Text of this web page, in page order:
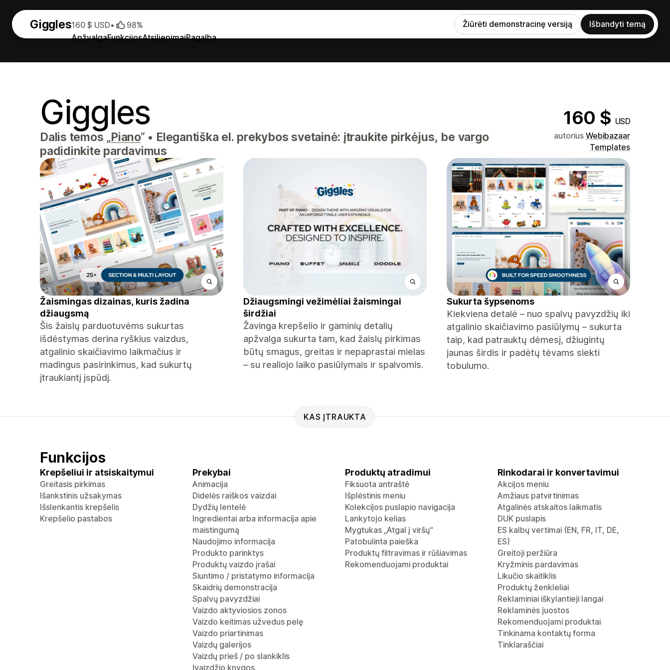
Giggles
ApžvalgaFunkcijosAtsiliepimaiPagalba
160 $ USD• 98% Žiūrėti demonstracinę versiją Išbandyti temą
Giggles 160 $ USD
Dalis temos „Piano“ • Elegantiška el. prekybos svetainė: įtraukite pirkėjus, be vargo
padidinkite pardavimus
autorius Webibazaar
Templates
Žaismingas dizainas, kuris žadina
džiaugsmą
Šis žaislų parduotuvėms sukurtas
išdėstymas derina ryškius vaizdus, ​​
atgalinio skaičiavimo laikmačius ir
madingus pasirinkimus, kad sukurtų
įtraukiantį įspūdį.
Džiaugsmingi vežimėliai žaismingai
širdžiai
Žavinga krepšelio ir gaminių detalių
apžvalga sukurta tam, kad žaislų pirkimas
būtų smagus, greitas ir nepaprastai mielas
– su realiojo laiko pasiūlymais ir spalvomis.
Sukurta šypsenoms
Kiekviena detalė – nuo ​​spalvų pavyzdžių iki
atgalinio skaičiavimo pasiūlymų – sukurta
taip, kad patrauktų dėmesį, džiugintų
jaunas širdis ir padėtų tėvams siekti
tobulumo.
KAS ĮTRAUKTA
Funkcijos
Krepšeliui ir atsiskaitymui
Greitasis pirkimas
Išankstinis užsakymas
Išslenkantis krepšelis
Krepšelio pastabos
Prekybai
Animacija
Didelės raiškos vaizdai
Dydžių lentelė
Ingredientai arba informacija apie
maistingumą
Naudojimo informacija
Produkto parinktys
Produktų vaizdo įrašai
Siuntimo / pristatymo informacija
Skaidrių demonstracija
Spalvų pavyzdžiai
Vaizdo aktyviosios zonos
Vaizdo keitimas užvedus pelę
Vaizdo priartinimas
Vaizdų galerijos
Vaizdų prieš / po slankiklis
Įvaizdžio knygos
Produktų atradimui
Fiksuota antraštė
Išplėstinis meniu
Kolekcijos puslapio navigacija
Lankytojo kelias
Mygtukas „Atgal į viršų“
Patobulinta paieška
Produktų filtravimas ir rūšiavimas
Rekomenduojami produktai
Rinkodarai ir konvertavimui
Akcijos meniu
Amžiaus patvirtinimas
Atgalinės atskaitos laikmatis
DUK puslapis
ES kalbų vertimai (EN, FR, IT, DE,
ES)
Greitoji peržiūra
Kryžminis pardavimas
Likučio skaitiklis
Produktų ženkleliai
Reklaminiai iškylantieji langai
Reklaminės juostos
Rekomenduojami produktai
Tinkinama kontaktų forma
Tinklaraščiai